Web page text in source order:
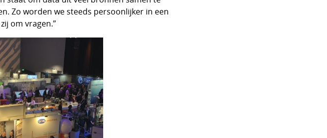
Zo worden we steeds persoonlijker in een
om vragen.”